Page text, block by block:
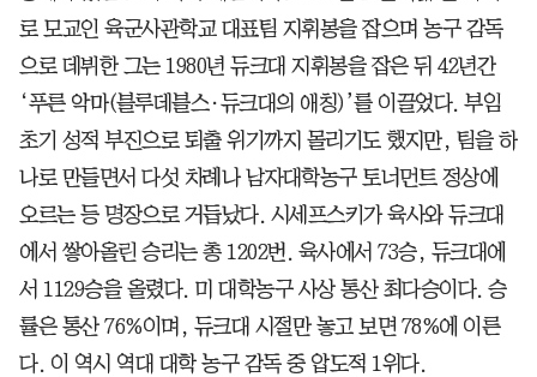
로 모교인 육군사관학교 대표팀 지휘봉을 잡으며 농구 감독
으로 데뷔한 그는 1980년 듀크대 지휘봉을 잡은 뒤 42년간
‘푸른 악마(블루데블스·듀크대의 애칭)’를 이끌었다. 부임
초기 성적 부진으로 퇴출 위기까지 몰리기도 했지만, 팀을 하
나로 만들면서 다섯 차례나 남자대학농구 토너먼트 정상에
오르는 등 명장으로 거듭났다. 시세프스키가 육사와 듀크대
에서 쌓아올린 승리는 총 1202번. 육사에서 73승, 듀크대에
서 1129승을 올렸다. 미 대학농구 사상 통산 최다승이다. 승
률은 통산 76%이며, 듀크대 시절만 놓고 보면 78%에 이른
다. 이 역시 역대 대학 농구 감독 중 압도적 1위다.